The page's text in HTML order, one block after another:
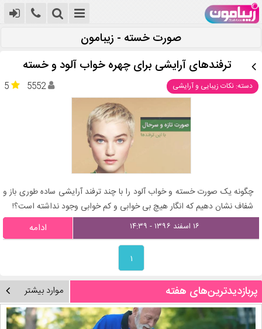
صورت خسته - زیبامون
ترفندهای آرایشی برای چهره خواب آلود و خسته
دسته: نکات زیبایی و آرایشی 5 5552
چگونه یک صورت خسته و خواب آلود را با چند ترفند آرایشی ساده طوری باز و
شفاف نشان دهیم که انگار هیچ بی خوابی و کم خوابی وجود نداشته است؟!
۱۶ اسفند ۱۳۹۶ - ۱۴:۳۹ ادامه
۱
پربازدیدترین‌های هفته موارد بیشتر